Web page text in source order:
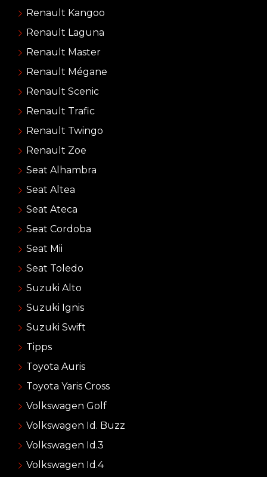
Renault Kangoo
Renault Laguna
Renault Master
Renault Mégane
Renault Scenic
Renault Trafic
Renault Twingo
Renault Zoe
Seat Alhambra
Seat Altea
Seat Ateca
Seat Cordoba
Seat Mii
Seat Toledo
Suzuki Alto
Suzuki Ignis
Suzuki Swift
Tipps
Toyota Auris
Toyota Yaris Cross
Volkswagen Golf
Volkswagen Id. Buzz
Volkswagen Id.3
Volkswagen Id.4